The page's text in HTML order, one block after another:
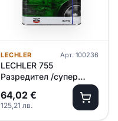
LECHLER Арт. 100236
LECHLER 755
Разредител /супер
64,02 €
125,21 лв.